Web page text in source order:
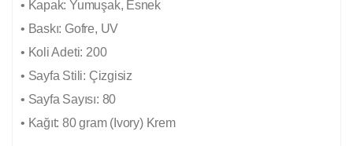
• Kapak: Yumuşak, Esnek
• Baskı: Gofre, UV
• Koli Adeti: 200
• Sayfa Stili: Çizgisiz
• Sayfa Sayısı: 80
• Kağıt: 80 gram (Ivory) Krem